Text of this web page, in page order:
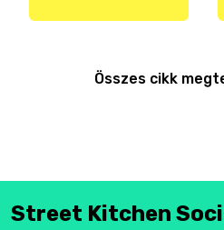
Összes cikk
Street Kitchen